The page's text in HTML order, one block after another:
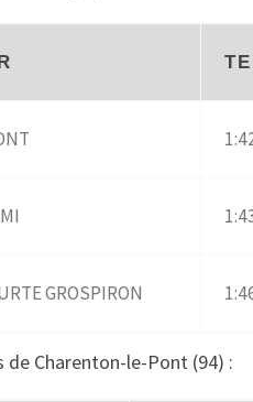
GROSPIRON
de Charenton-le-Pont (94) :